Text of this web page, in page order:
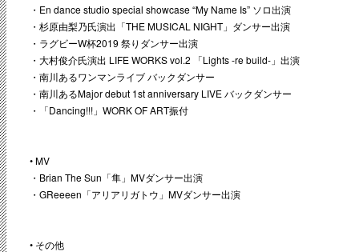
・En dance studio special showcase “My Name Is” ソロ出演
・杉原由梨乃氏演出「THE MUSICAL NIGHT」ダンサー出演
・ラグビーW杯2019 祭りダンサー出演
・大村俊介氏演出 LIFE WORKS vol.2 「Lights -re build-」出演
・南川あるワンマンライブ バックダンサー
・南川あるMajor debut 1st anniversary LIVE バックダンサー
・「Dancing!!!」WORK OF ART振付
• MV
・Brian The Sun「隼」MVダンサー出演
・GReeeen「アリアリガトウ」MVダンサー出演
• その他